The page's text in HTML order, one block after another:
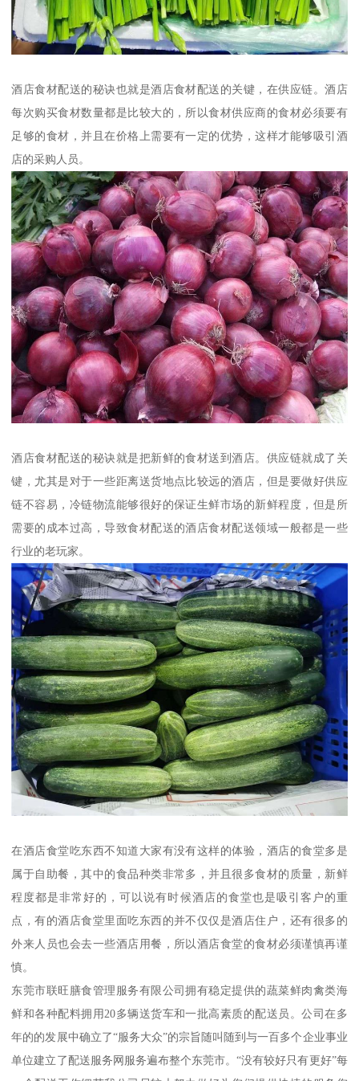
酒店食材配送的秘诀也就是酒店食材配送的关键，在供应链。酒店
每次购买食材数量都是比较大的，所以食材供应商的食材必须要有
足够的食材，并且在价格上需要有一定的优势，这样才能够吸引酒
店的采购人员。
酒店食材配送的秘诀就是把新鲜的食材送到酒店。供应链就成了关
键，尤其是对于一些距离送货地点比较远的酒店，但是要做好供应
链不容易，冷链物流能够很好的保证生鲜市场的新鲜程度，但是所
需要的成本过高，导致食材配送的酒店食材配送领域一般都是一些
行业的老玩家。
在酒店食堂吃东西不知道大家有没有这样的体验，酒店的食堂多是
属于自助餐，其中的食品种类非常多，并且很多食材的质量，新鲜
程度都是非常好的，可以说有时候酒店的食堂也是吸引客户的重
点，有的酒店食堂里面吃东西的并不仅仅是酒店住户，还有很多的
外来人员也会去一些酒店用餐，所以酒店食堂的食材必须谨慎再谨
慎。
东莞市联旺膳食管理服务有限公司拥有稳定提供的蔬菜鲜肉禽类海
鲜和各种配料拥用20多辆送货车和一批高素质的配送员。公司在多
年的的发展中确立了“服务大众”的宗旨随叫随到与一百多个企业事业
单位建立了配送服务网服务遍布整个东莞市。“没有较好只有更好”每